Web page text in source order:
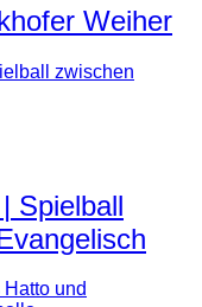
Weiher
Spielball